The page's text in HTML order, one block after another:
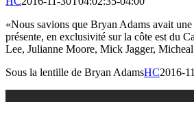
«Nous savions que Bryan Adams avait
présente, en exclusivité sur la côte est du
Lee, Julianne Moore, Mick Jagger,
Sous la lentille de Bryan AdamsHC2016-